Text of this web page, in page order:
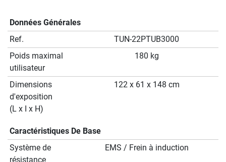
Données Générales
Ref.
TUN-22PTUB3000
Poids maximal
utilisateur
180 kg
Dimensions
d'exposition
(L x I x H)
122 x 61 x 148 cm
Caractéristiques De Base
Système de
résistance
EMS / Frein à induction